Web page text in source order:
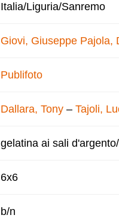
Italia/Liguria/Sanremo
Giovi, Giuseppe Pajola,
Publifoto
Dallara, Tony – Tajoli,
gelatina ai sali
6x6
b/n